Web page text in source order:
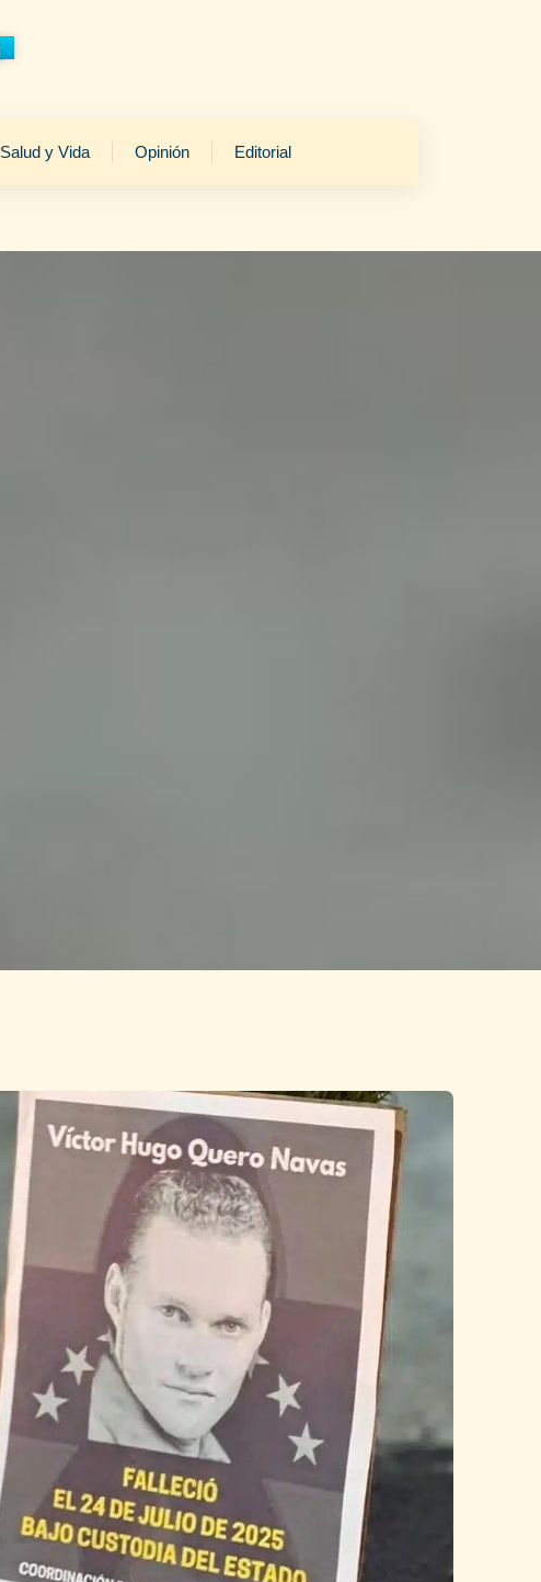
Salud y Vida Opinión Editorial